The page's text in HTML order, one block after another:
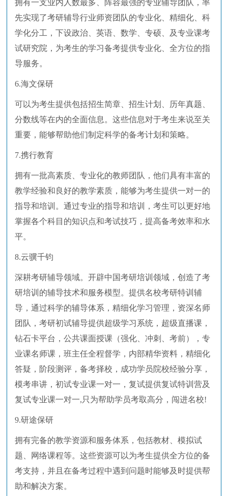
拥有一支业内人数最多、阵容最强的专业辅导团队，率
先实现了考研辅导行业师资团队的专业化、精细化、科
学化分工，下设政治、英语、数学、专硕、及专业课考
试研究院，为考生的学习备考提供专业化、全方位的指
导服务。
6.海文保研
可以为考生提供包括招生简章、招生计划、历年真题、
分数线等在内的全面信息。这些信息对于考生来说至关
重要，能够帮助他们制定科学的备考计划和策略。
7.携行教育
拥有一批高素质、专业化的教师团队，他们具有丰富的
教学经验和良好的教学素质，能够为考生提供一对一的
指导和培训。通过专业的指导和培训，考生可以更好地
掌握各个科目的知识点和考试技巧，提高备考效率和水
平。
8.云骥千钧
深耕考研辅导领域。开辟中国考研培训领域，创造了考
研培训的辅导技术和服务模型。提供名校考研特训辅
导，通过科学的辅导体系，精细化学习管理，资深名师
团队，考研初试辅导提供超级学习系统，超级直播课，
钻石卡平台，公共课面授课（强化、冲刺、考前），专
业课名师课，班主任全程督学，内部精华资料，精细化
答疑，阶段测评，备考择校，成功学员院校经验分享，
模考串讲，初试专业课一对一，复试提供复试特训营及
复试专业课一对一,只为帮助学员考取高分，闯进名校!
9.研途保研
拥有完备的教学资源和服务体系，包括教材、模拟试
题、网络课程等。这些资源可以为考生提供全方位的备
考支持，并且在备考过程中遇到问题时能够及时提供帮
助和解决方案。